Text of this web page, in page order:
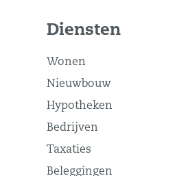
Diensten
Wonen
Nieuwbouw
Hypotheken
Bedrijven
Taxaties
Beleggingen